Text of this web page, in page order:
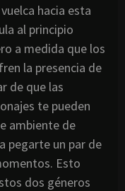
hacia esta
al principio
a medida que los
la presencia de
de que las
te pueden
ambiente de
pegarte un par de
Esto
dos géneros